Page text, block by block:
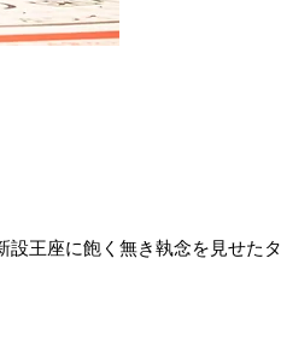
王座に飽く無き執念を見せたタ